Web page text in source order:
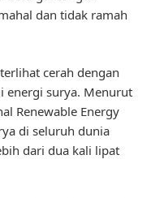
dan tidak ramah
cerah dengan
energi surya. Menurut
Renewable Energy
di seluruh dunia
dari dua kali lipat